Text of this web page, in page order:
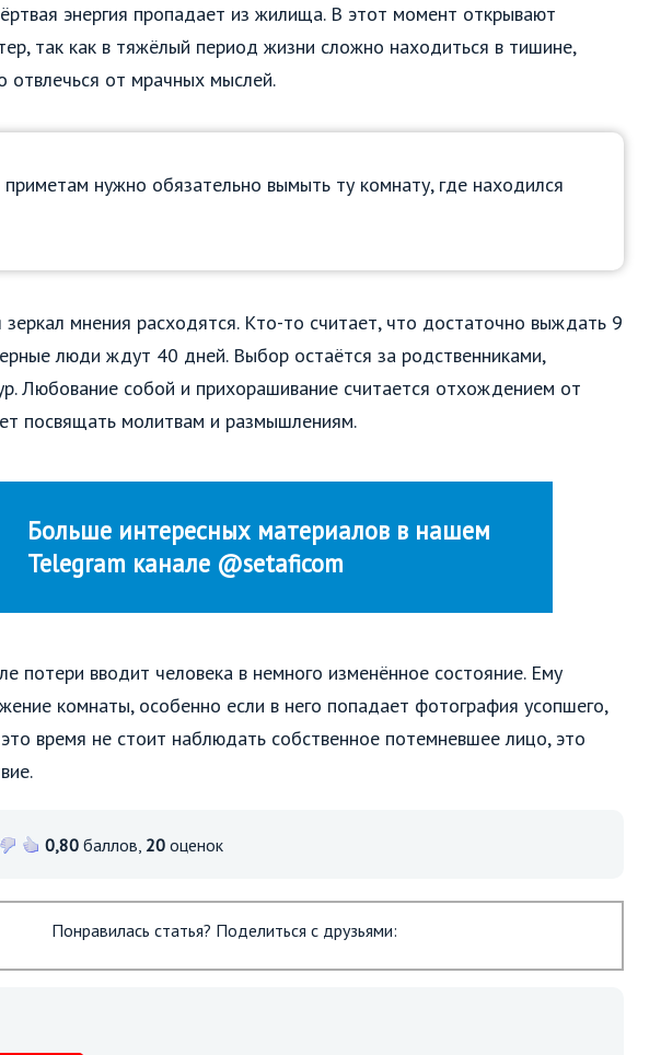
энергия пропадает из жилища. В этот момент открывают
так как в тяжёлый период жизни сложно находиться в тишине,
отвлечься от мрачных мыслей.
приметам нужно обязательно вымыть ту комнату, где находился
мнения расходятся. Кто-то считает, что достаточно выждать 9
люди ждут 40 дней. Выбор остаётся за родственниками,
Любование собой и прихорашивание считается отхождением от
посвящать молитвам и размышлениям.
Больше интересных материалов в нашем
Telegram канале @setaficom
потери вводит человека в немного изменённое состояние. Ему
комнаты, особенно если в него попадает фотография усопшего,
это время не стоит наблюдать собственное потемневшее лицо, это
0,80 баллов, 20 оценок
Понравилась статья? Поделиться с друзьями: